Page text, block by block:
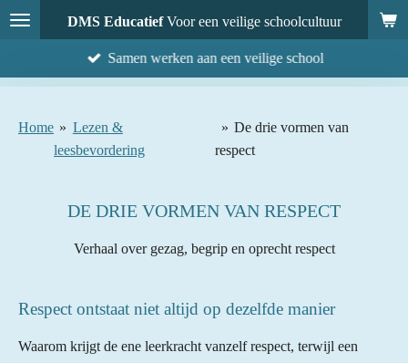
Ga
direct
DMS EducatiefVoor een veilige schoolcultuur
Samen werken aan een veilige school
Home » Lezen &
leesbevordering
» De drie vormen van
respect
DE DRIE VORMEN VAN RESPECT
Verhaal over gezag, begrip en oprecht respect
Respect ontstaat niet altijd op dezelfde manier
Waarom krijgt de ene leerkracht vanzelf respect, terwijl een